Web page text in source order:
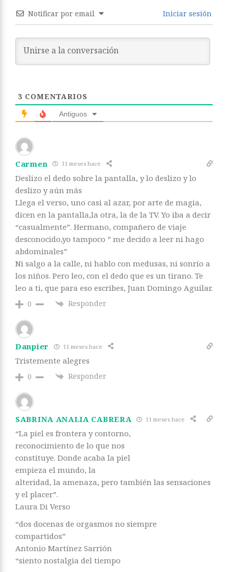
Notificar por email Iniciar sesión
3 COMENTARIOS
Antiguos
Carmen 11 meses hace
Deslizo el dedo sobre la pantalla, y lo deslizo y lo
deslizo y aún más
Llega el verso, uno casi al azar, por arte de magia,
dicen en la pantalla,la otra, la de la TV. Yo iba a decir
“casualmente”. Hermano, compañero de viaje
desconocido,yo tampoco ” me decido a leer ni hago
abdominales”
Ni salgo a la calle, ni hablo con medusas, ni sonrío a
los niños. Pero leo, con el dedo que es un tirano. Te
leo a ti, que para eso escribes, Juan Domingo Aguilar.
0 Responder
Danpier 11 meses hace
Tristemente alegres
0 Responder
SABRINA ANALIA CABRERA 11 meses hace
“La piel es frontera y contorno,
reconocimiento de lo que nos
constituye. Donde acaba la piel
empieza el mundo, la
alteridad, la amenaza, pero también las sensaciones
y el placer”.
Laura Di Verso
“dos docenas de orgasmos no siempre
compartidos”
Antonio Martínez Sarrión
“siento nostalgia del tiempo